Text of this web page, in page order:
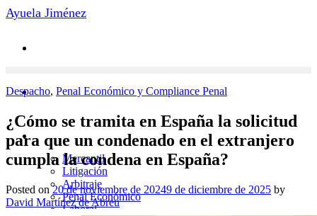
Saltar
Ayuela Jiménez
Áreas de Práctica
Mercantil
Litigación
Arbitraje
Penal Económico
Laboral
Despacho, Penal Económico y Compliance Penal
¿Cómo se tramita en España la solicitud
para que un condenado en el extranjero
cumpla la condena en España?
Posted on20 de noviembre de 20249 de diciembre de 2025 by
David Martínez de Abreu